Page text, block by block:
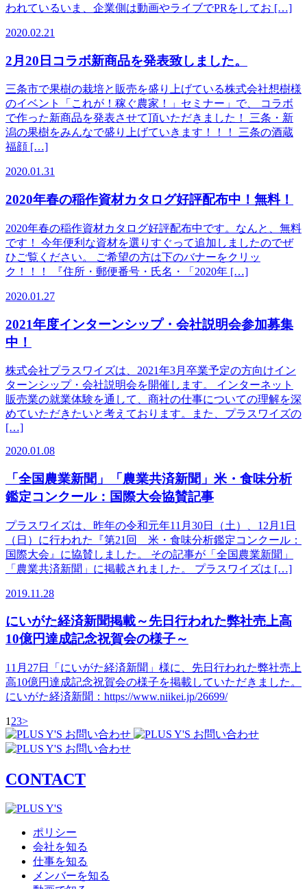
われているいま、企業側は動画やライブでPRをしてお […]
2020.02.21
2月20日コラボ新商品を発表致しました。
三条市で果樹の栽培と販売を盛り上げている株式会社想樹様
のイベント「これが！稼ぐ農家！」セミナー」で、 コラボ
で作った新商品を発表させて頂いただきました！ 三条・新
潟の果樹をみんなで盛り上げていきます！！！ 三条の酒蔵
福顔 […]
2020.01.31
2020年春の稲作資材カタログ好評配布中！無料！
2020年春の稲作資材カタログ好評配布中です。なんと、無料
です！ 今年便利な資材を選りすぐって追加しましたのでぜ
ひご覧ください。 ご希望の方は下のバナーをクリッ
ク！！！ 『住所・郵便番号・氏名・「2020年 […]
2020.01.27
2021年度インターンシップ・会社説明会参加募集
中！
株式会社プラスワイズは、2021年3月卒業予定の方向けイン
ターンシップ・会社説明会を開催します。 インターネット
販売業の就業体験を通して、商社の仕事についての理解を深
めていただきたいと考えております。また、プラスワイズの
[…]
2020.01.08
「全国農業新聞」「農業共済新聞」米・食味分析
鑑定コンクール：国際大会協賛記事
プラスワイズは、昨年の令和元年11月30日（土）、12月1日
（日）に行われた『第21回 米・食味分析鑑定コンクール：
国際大会』に協賛しました。 その記事が「全国農業新聞」
「農業共済新聞」に掲載されました。 プラスワイズは […]
2019.11.28
にいがた経済新聞掲載～先日行われた弊社売上高
10億円達成記念祝賀会の様子～
11月27日「にいがた経済新聞」様に、先日行われた弊社売上
高10億円達成記念祝賀会の様子を掲載していただきました。
にいがた経済新聞：https://www.niikei.jp/26699/
1 23>
CONTACT
ポリシー
会社を知る
仕事を知る
メンバーを知る